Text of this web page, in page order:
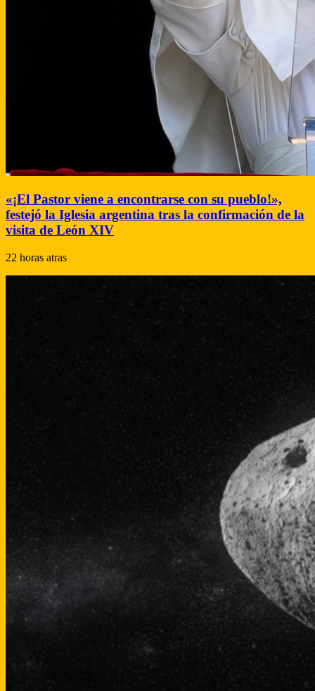
«¡El Pastor viene a encontrarse con su pueblo!»,
festejó la Iglesia argentina tras la confirmación de la
visita de León XIV
22 horas atras